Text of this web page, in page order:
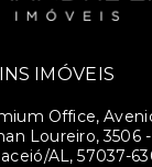
IMÓVEIS
Office,
Loureiro, 3506
AL, 57037-